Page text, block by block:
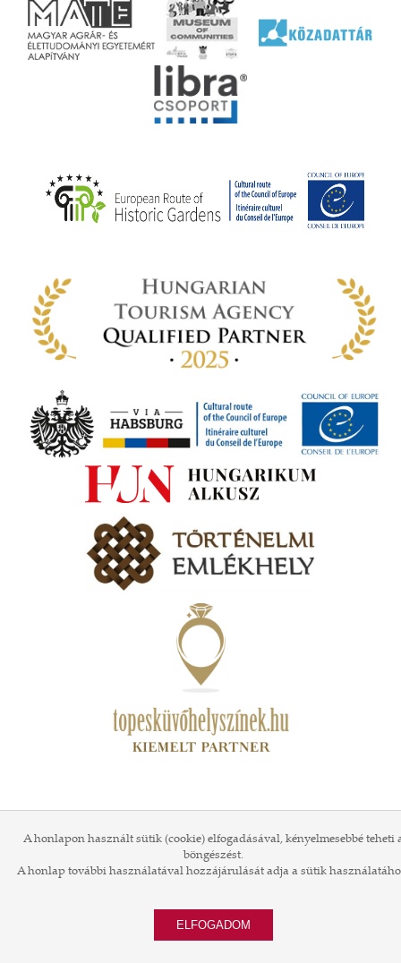
A honlapon használt sütik (cookie) elfogadásával, kényelmesebbé teheti
böngészést.
A honlap további használatával hozzájárulását adja a sütik
ELFOGADOM